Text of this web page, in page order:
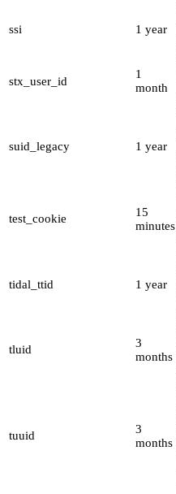
ssi 1 year
stx_user_id
1
month
suid_legacy 1 year
test_cookie
15
minutes
tidal_ttid 1 year
tluid
3
months
tuuid
3
months